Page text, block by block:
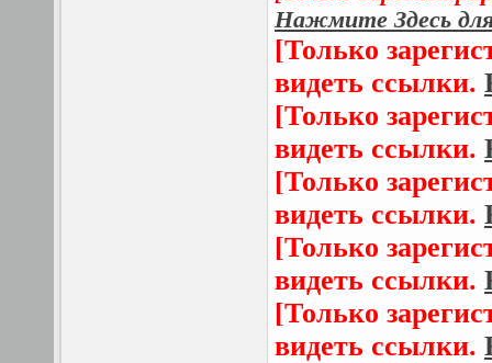
Нажмите Здесь
[Только
видеть ссылки.
[Только
видеть ссылки.
[Только
видеть ссылки.
[Только
видеть ссылки.
[Только
видеть ссылки.